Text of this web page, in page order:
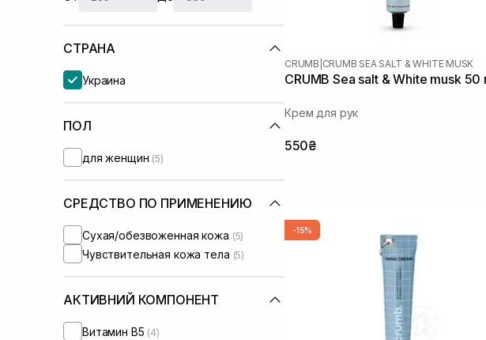
СТРАНА
Украина
ПОЛ
для женщин (5)
СРЕДСТВО ПО ПРИМЕНЕНИЮ
Сухая/обезвоженная кожа (5)
Чувствительная кожа тела (5)
АКТИВНИЙ КОМПОНЕНТ
Витамин B5 (4)
CRUMB CRUMB SEA SALT & WHITE MUSK
CRUMB Sea salt & White musk 50
Крем для рук
550₴
-15%